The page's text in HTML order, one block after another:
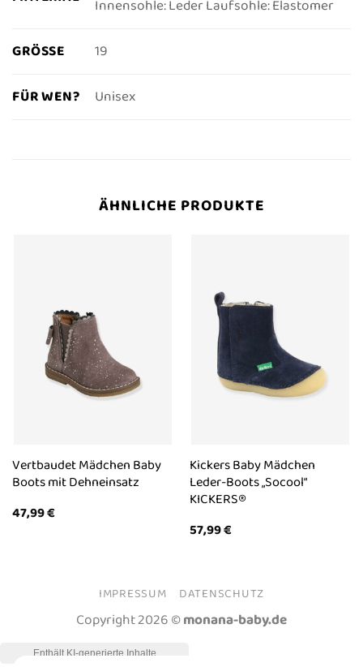
Innensohle: Leder Laufsohle: Elastomer
GRÖSSE 19
FÜR WEN? Unisex
ÄHNLICHE PRODUKTE
Vertbaudet Mädchen Baby
Boots mit Dehneinsatz
47,99€
Kickers Baby Mädchen
Leder-Boots „Socool“
KICKERS®
57,99€
IMPRESSUM DATENSCHUTZ
Copyright 2026 ©monana-baby.de